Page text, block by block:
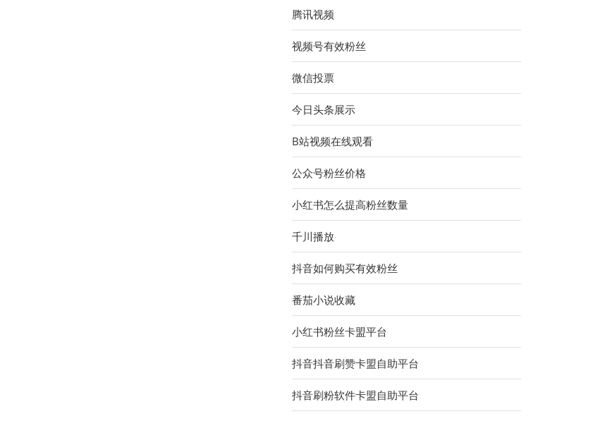
腾讯视频
视频号有效粉丝
微信投票
今日头条展示
B站视频在线观看
公众号粉丝价格
小红书怎么提高粉丝数量
千川播放
抖音如何购买有效粉丝
番茄小说收藏
小红书粉丝卡盟平台
抖音抖音刷赞卡盟自助平台
抖音刷粉软件卡盟自助平台